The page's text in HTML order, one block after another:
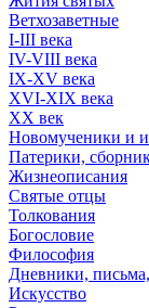
Ветхозаветные
I-III века
IV-VIII века
IX-XV века
XVI-XIX века
XX век
Новомученики и
Патерики,
Жизнеописания
Святые отцы
Толкования
Богословие
Философия
Дневники,
Искусство